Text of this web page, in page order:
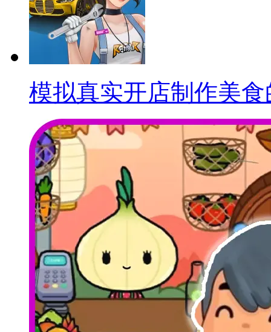
模拟真实开店制作美